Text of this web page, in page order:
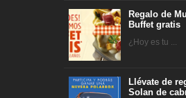
Regalo de
Buffet gratis
¿Hoy es tu ...
Llévate de
Solan de